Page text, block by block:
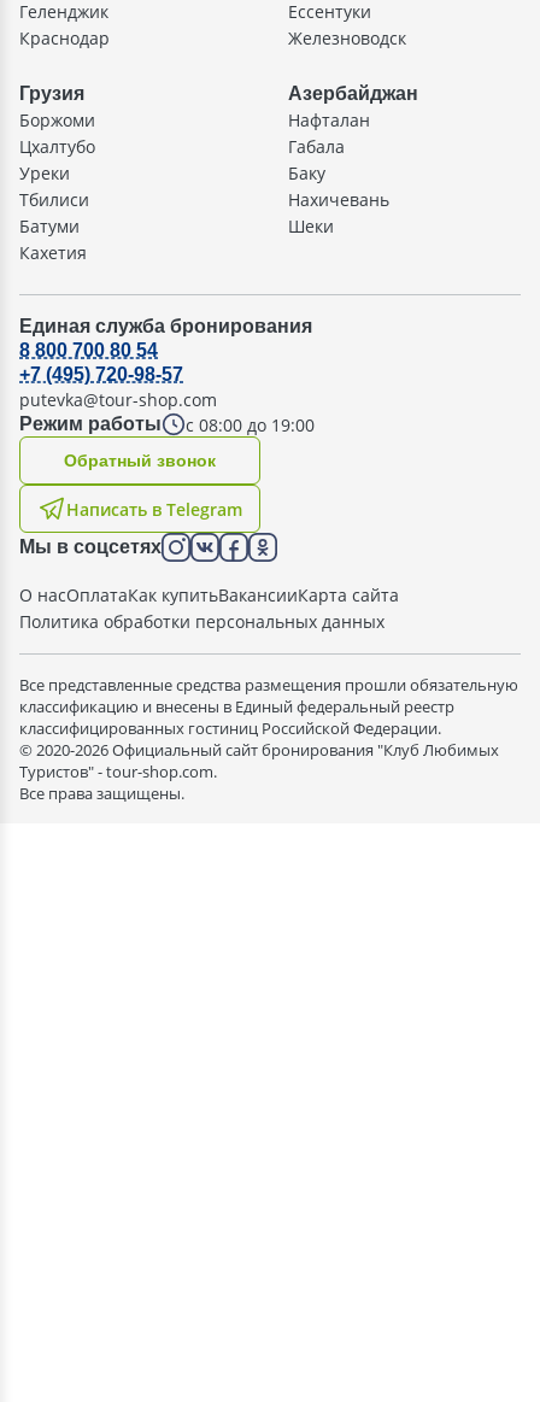
Геленджик
Краснодар
Ессентуки
Железноводск
Грузия
Боржоми
Цхалтубо
Уреки
Тбилиси
Батуми
Кахетия
Азербайджан
Нафталан
Габала
Баку
Нахичевань
Шеки
Единая служба бронирования
Режим работы с 08:00 до 19:00
8 800 700 80 54
+7 (495) 720-98-57
putevka@tour-shop.com
Написать в Telegram
Oбратный звонок
Мы в соцсетях
О насОплатаКак купитьВакансииКарта сайта
Политика обработки персональных данных
Все представленные средства размещения прошли обязательную
классификацию и внесены в Единый федеральный реестр
классифицированных гостиниц Российской Федерации.
© 2020-2026 Официальный сайт бронирования "Клуб Любимых
Туристов" - tour-shop.com.
Все права защищены.